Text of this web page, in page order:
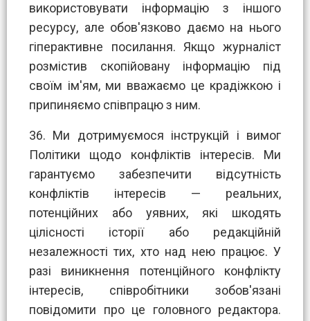
використовувати інформацію з іншого
ресурсу, але обов'язково даємо на нього
гіперактивне посилання. Якщо журналіст
розмістив скопійовану інформацію під
своїм ім'ям, ми вважаємо це крадіжкою і
припиняємо співпрацю з ним.
36. Ми дотримуємося інструкцій і вимог
Політики щодо конфліктів інтересів. Ми
гарантуємо забезпечити відсутність
конфліктів інтересів — реальних,
потенційних або уявних, які шкодять
цілісності історії або редакційній
незалежності тих, хто над нею працює. У
разі виникнення потенційного конфлікту
інтересів, співробітники зобов'язані
повідомити про це головного редактора.